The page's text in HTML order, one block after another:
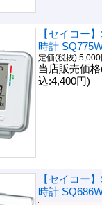
【セイコー
時計
定価(税抜)
当店販売価
込:4,400円)
【セイコー
時計